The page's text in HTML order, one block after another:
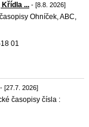
... - [8.8. 2026]
Ohníček, ABC,
01
- [27.7. 2026]
časopisy čísla :